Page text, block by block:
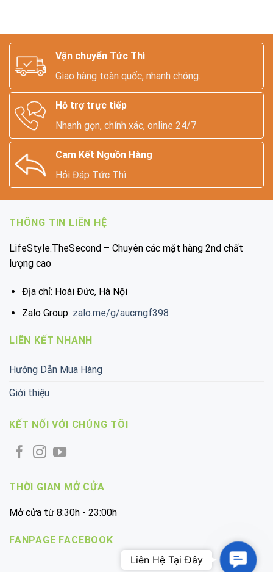
Vận chuyển Tức Thì
Giao hàng toàn quốc, nhanh chóng.
Hỗ trợ trực tiếp
Nhanh gọn, chính xác, online 24/7
Cam Kết Nguồn Hàng
Hỏi Đáp Tức Thì
THÔNG TIN LIÊN HỆ
LifeStyle.TheSecond – Chuyên các mặt hàng 2nd chất
lượng cao
Địa chỉ: Hoài Đức, Hà Nội
Zalo Group: zalo.me/g/aucmgf398
LIÊN KẾT NHANH
Hướng Dẫn Mua Hàng
Giới thiệu
KẾT NỐI VỚI CHÚNG TÔI
THỜI GIAN MỞ CỬA
Mở cửa từ 8:30h - 23:00h
FANPAGE FACEBOOK